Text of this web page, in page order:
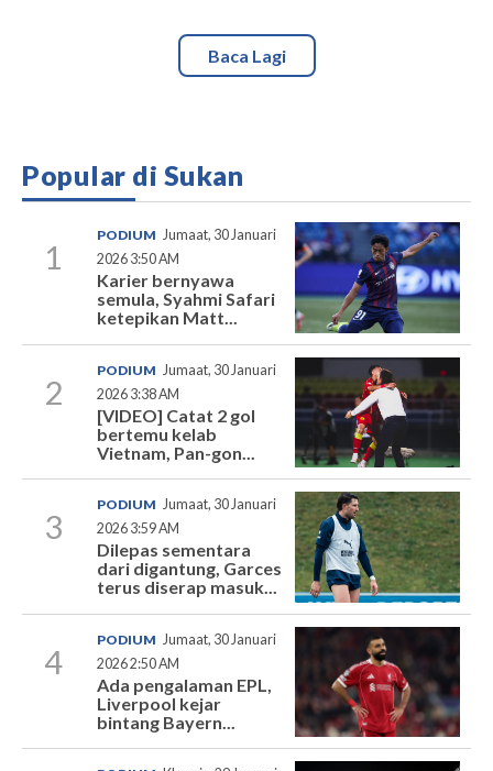
Baca Lagi
Popular di Sukan
1
PODIUM Jumaat, 30 Januari
2026 3:50 AM
Karier bernyawa
semula, Syahmi Safari
ketepikan Matt...
2
PODIUM Jumaat, 30 Januari
2026 3:38 AM
[VIDEO] Catat 2 gol
bertemu kelab
Vietnam, Pan-gon...
3
PODIUM Jumaat, 30 Januari
2026 3:59 AM
Dilepas sementara
dari digantung, Garces
terus diserap masuk...
4
PODIUM Jumaat, 30 Januari
2026 2:50 AM
Ada pengalaman EPL,
Liverpool kejar
bintang Bayern...